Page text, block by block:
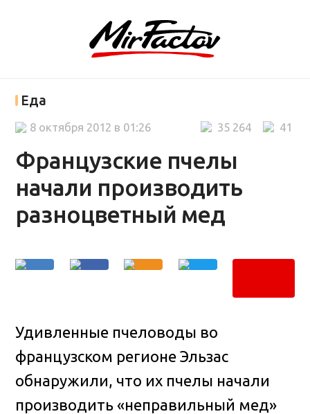
Еда
Французские пчелы
начали производить
разноцветный мед
41
35 264
8 октября 2012 в 01:26
Удивленные пчеловоды во
французском регионе Эльзас
обнаружили, что их пчелы начали
производить «неправильный мед»